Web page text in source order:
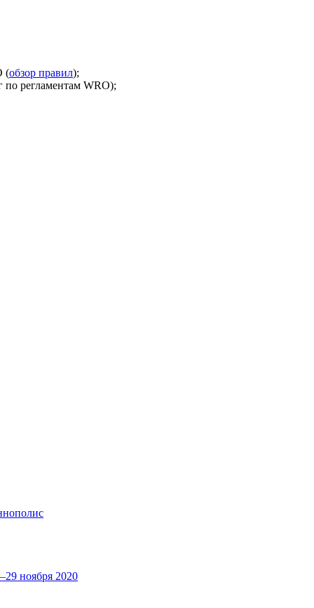
(обзор правил);
по регламентам WRO);
ноября 2020